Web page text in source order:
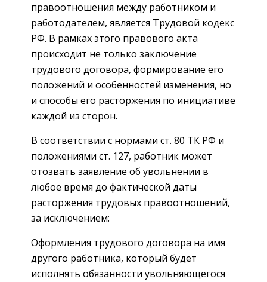
правоотношения между работником и
работодателем, является Трудовой кодекс
РФ. В рамках этого правового акта
происходит не только заключение
трудового договора, формирование его
положений и особенностей изменения, но
и способы его расторжения по инициативе
каждой из сторон.
В соответствии с нормами ст. 80 ТК РФ и
положениями ст. 127, работник может
отозвать заявление об увольнении в
любое время до фактической даты
расторжения трудовых правоотношений,
за исключением:
Оформления трудового договора на имя
другого работника, который будет
исполнять обязанности увольняющегося